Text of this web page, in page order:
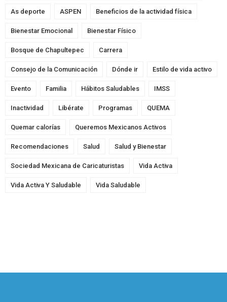
As deporte ASPEN Beneficios de la actividad física
Bienestar Emocional Bienestar Físico
Bosque de Chapultepec Carrera
Consejo de la Comunicación Dónde ir Estilo de vida activo
Evento Familia Hábitos Saludables IMSS
Inactividad Libérate Programas QUEMA
Quemar calorías Queremos Mexicanos Activos
Recomendaciones Salud Salud y Bienestar
Sociedad Mexicana de Caricaturistas Vida Activa
Vida Activa Y Saludable Vida Saludable